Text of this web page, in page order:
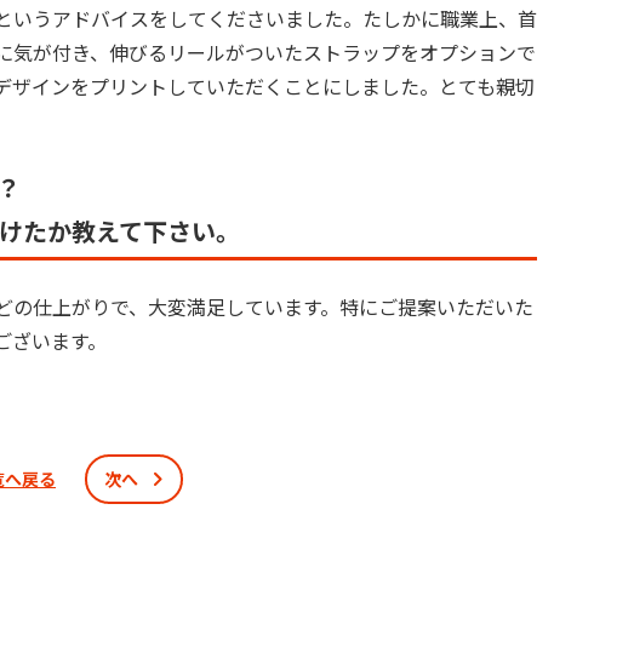
うアドバイスをしてくださいました。たしかに職業上、首
が付き、伸びるリールがついたストラップをオプションで
インをプリントしていただくことにしました。とても親切
か教えて下さい。
仕上がりで、大変満足しています。特にご提案いただいた
います。
へ戻る 次へ